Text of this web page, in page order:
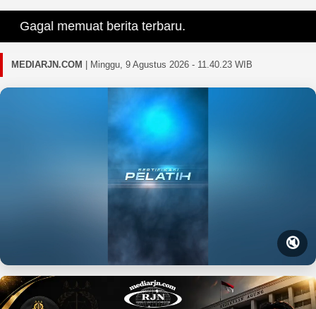
Gagal memuat berita terbaru.
MEDIARJN.COM Minggu, 9 Agustus 2026 - 11.40.24 WIB
🔇